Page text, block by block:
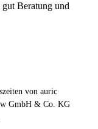
Beratung und
von auric
GmbH & Co. KG